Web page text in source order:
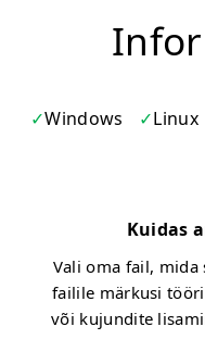
Windows Linux
Kuidas
Vali oma fail, mida
failile märkusi
või kujundite